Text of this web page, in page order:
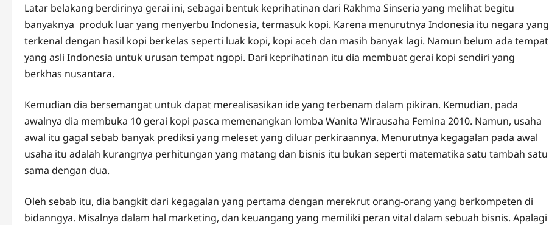
Latar belakang berdirinya gerai ini, sebagai bentuk keprihatinan dari Rakhma Sinseria yang melihat begitu
banyaknya produk luar yang menyerbu Indonesia, termasuk kopi. Karena menurutnya Indonesia itu negara yang
terkenal dengan hasil kopi berkelas seperti luak kopi, kopi aceh dan masih banyak lagi. Namun belum ada tempat
yang asli Indonesia untuk urusan tempat ngopi. Dari keprihatinan itu dia membuat gerai kopi sendiri yang
berkhas nusantara.
Kemudian dia bersemangat untuk dapat merealisasikan ide yang terbenam dalam pikiran. Kemudian, pada
awalnya dia membuka 10 gerai kopi pasca memenangkan lomba Wanita Wirausaha Femina 2010. Namun, usaha
awal itu gagal sebab banyak prediksi yang meleset yang diluar perkiraannya. Menurutnya kegagalan pada awal
usaha itu adalah kurangnya perhitungan yang matang dan bisnis itu bukan seperti matematika satu tambah satu
sama dengan dua.
Oleh sebab itu, dia bangkit dari kegagalan yang pertama dengan merekrut orang-orang yang berkompeten di
bidanngya. Misalnya dalam hal marketing, dan keuangang yang memiliki peran vital dalam sebuah bisnis. Apalagi